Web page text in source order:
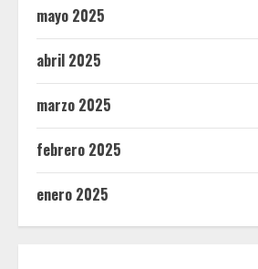
mayo 2025
abril 2025
marzo 2025
febrero 2025
enero 2025